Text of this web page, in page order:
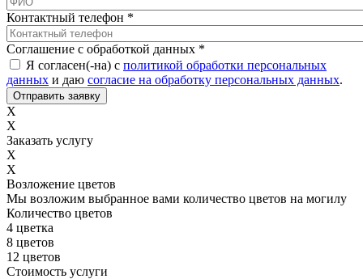
Контактный телефон *
Соглашение с обработкой данных *
Я согласен(-на) с политикой обработки персональных
данных и даю согласие на обработку персональных данных.
X
X
Заказать услугу
X
X
Возложение цветов
Мы возложим выбранное вами количество цветов на могилу
Количество цветов
4 цветка
8 цветов
12 цветов
Стоимость услуги